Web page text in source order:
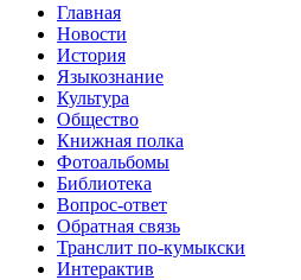
Главная
Новости
История
Языкознание
Культура
Общество
Книжная полка
Фотоальбомы
Библиотека
Вопрос-ответ
Обратная связь
Транслит по-кумыкски
Интерактив